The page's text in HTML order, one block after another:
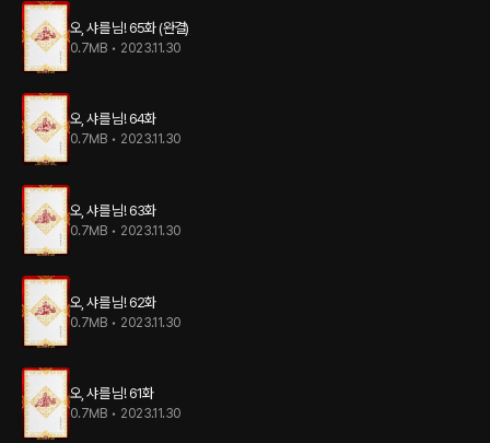
오, 샤를 님! 65화 (완결)
0.7MB • 2023.11.30
오, 샤를 님! 64화
0.7MB • 2023.11.30
오, 샤를 님! 63화
0.7MB • 2023.11.30
오, 샤를 님! 62화
0.7MB • 2023.11.30
오, 샤를 님! 61화
0.7MB • 2023.11.30